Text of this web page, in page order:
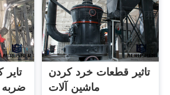
ضربه
تاثیر قطعات خرد کردن
ماشین آلات